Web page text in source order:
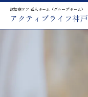
認知症ケア 老人ホーム（グループホーム）
アクティブライフ神戸